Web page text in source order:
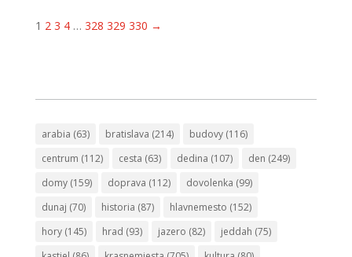
1 2 3 4 … 328 329 330 →
arabia (63) bratislava (214) budovy(116)
centrum (112) cesta (63) dedina (107) den (249)
domy(159) doprava (112) dovolenka (99)
dunaj (70) historia (87) hlavnemesto (152)
hory(145) hrad (93) jazero (82) jeddah (75)